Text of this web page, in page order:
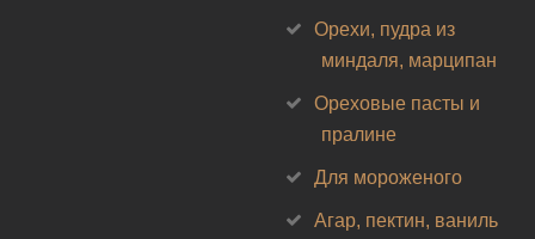
Орехи, пудра из
миндаля, марципан
Ореховые пасты и
пралине
Для мороженого
Агар, пектин, ваниль